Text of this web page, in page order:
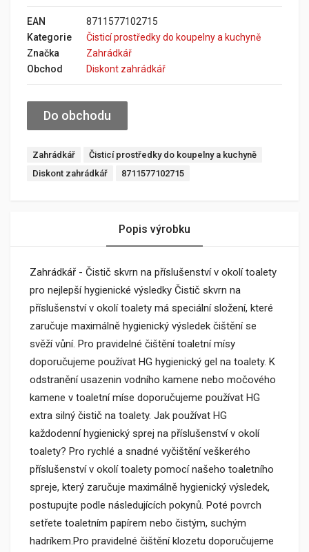
EAN
8711577102715
Kategorie
Čisticí prostředky do koupelny a kuchyně
Značka
Zahrádkář
Obchod
Diskont zahrádkář
Do obchodu
Zahrádkář
Čisticí prostředky do koupelny a kuchyně
Diskont zahrádkář
8711577102715
Popis výrobku
Zahrádkář - Čistič skvrn na příslušenství v okolí toalety
pro nejlepší hygienické výsledky Čistič skvrn na
příslušenství v okolí toalety má speciální složení, které
zaručuje maximálně hygienický výsledek čištění se
svěží vůní. Pro pravidelné čištění toaletní mísy
doporučujeme používat HG hygienický gel na toalety. K
odstranění usazenin vodního kamene nebo močového
kamene v toaletní míse doporučujeme používat HG
extra silný čistič na toalety. Jak používat HG
každodenní hygienický sprej na příslušenství v okolí
toalety? Pro rychlé a snadné vyčištění veškerého
příslušenství v okolí toalety pomocí našeho toaletního
spreje, který zaručuje maximálně hygienický výsledek,
postupujte podle následujících pokynů. Poté povrch
setřete toaletním papírem nebo čistým, suchým
hadríkem.Pro pravidelné čištění klozetu doporučujeme